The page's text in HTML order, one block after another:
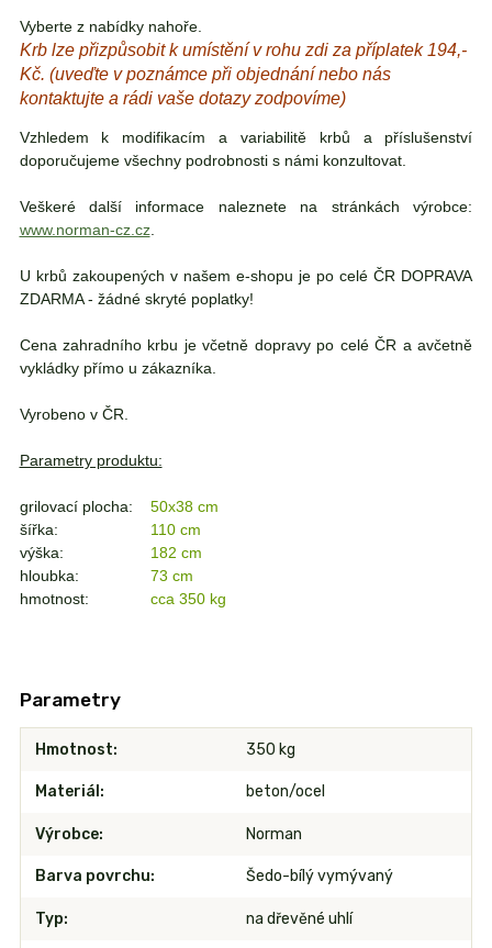
Vyberte z nabídky nahoře.
Krb lze přizpůsobit k umístění v rohu zdi za příplatek 194,-
Kč. (uveďte v poznámce při objednání nebo nás
kontaktujte a rádi vaše dotazy zodpovíme)
Vzhledem k modifikacím a variabilitě krbů a příslušenství
doporučujeme všechny podrobnosti s námi konzultovat.
Veškeré další informace naleznete na stránkách výrobce:
www.norman-cz.cz.
U krbů zakoupených v našem e-shopu je po celé ČR DOPRAVA
ZDARMA - žádné skryté poplatky!
Cena zahradního krbu je včetně dopravy po celé ČR a avčetně
vykládky přímo u zákazníka.
Vyrobeno v ČR.
Parametry produktu:
grilovací plocha:
50x38 cm
šířka:
110 cm
výška:
182 cm
hloubka:
73 cm
hmotnost:
cca 350 kg
Parametry
Hmotnost 350 kg
Materiál beton/ocel
Výrobce Norman
Barva povrchu Šedo-bílý vymývaný
Typ na dřevěné uhlí